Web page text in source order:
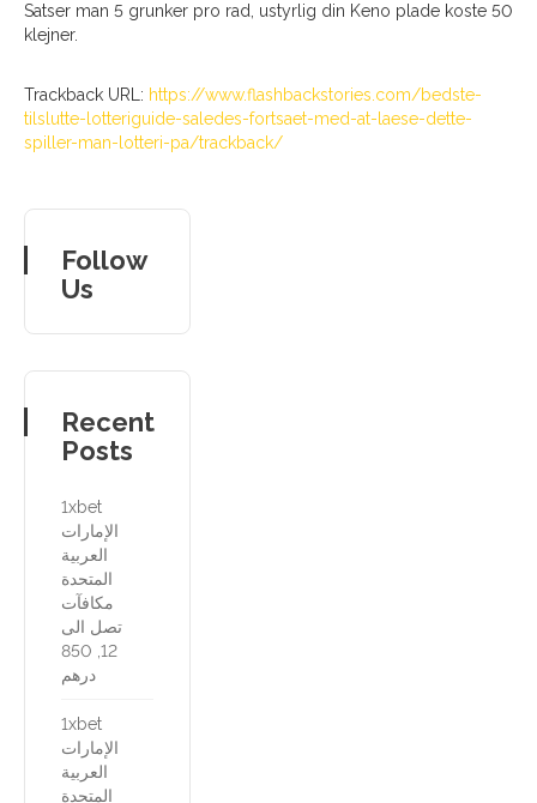
Satser man 5 grunker pro rad, ustyrlig din Keno plade koste 50
klejner.
Trackback URL: https://www.flashbackstories.com/bedste-
tilslutte-lotteriguide-saledes-fortsaet-med-at-laese-dette-
spiller-man-lotteri-pa/trackback/
Follow
Us
Recent
Posts
1xbet
الإمارات
العربية
المتحدة
مكافآت
تصل الى
12, 850
درهم
1xbet
الإمارات
العربية
المتحدة